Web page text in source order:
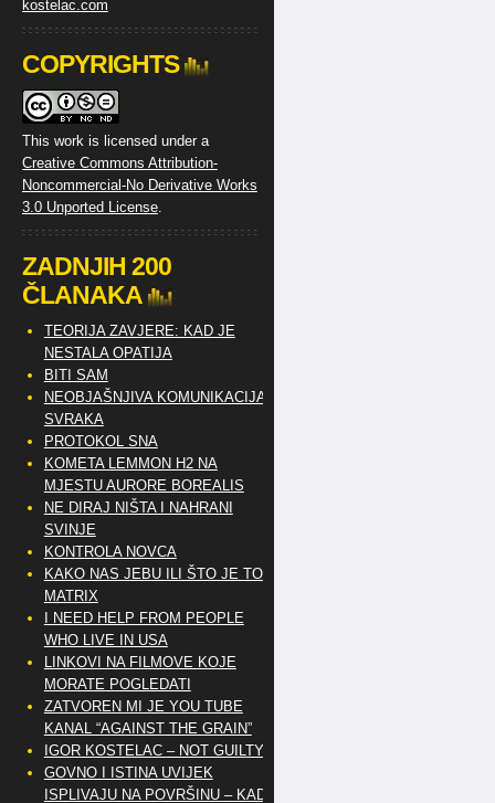
COPYRIGHTS
This work is licensed under a
Creative Commons Attribution-
Noncommercial-No Derivative Works
3.0 Unported License.
ZADNJIH 200
ČLANAKA
TEORIJA ZAVJERE: KAD JE
NESTALA OPATIJA
BITI SAM
NEOBJAŠNJIVA KOMUNIKACIJA
SVRAKA
PROTOKOL SNA
KOMETA LEMMON H2 NA
MJESTU AURORE BOREALIS
NE DIRAJ NIŠTA I NAHRANI
SVINJE
KONTROLA NOVCA
KAKO NAS JEBU ILI ŠTO JE TO
MATRIX
I NEED HELP FROM PEOPLE
WHO LIVE IN USA
LINKOVI NA FILMOVE KOJE
MORATE POGLEDATI
ZATVOREN MI JE YOU TUBE
KANAL “AGAINST THE GRAIN”
IGOR KOSTELAC – NOT GUILTY
GOVNO I ISTINA UVIJEK
ISPLIVAJU NA POVRŠINU – KAD